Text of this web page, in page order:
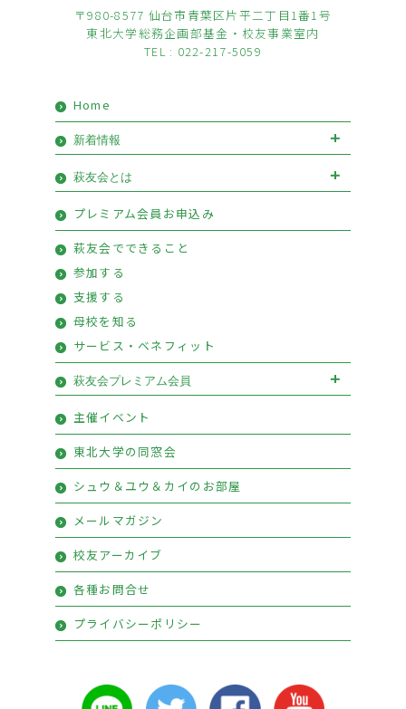
〒980-8577 仙台市青葉区片平二丁目1番1号
東北大学総務企画部基金・校友事業室内
TEL : 022-217-5059
Home
新着情報
お知らせ
イベント
優待情報
活動報告
萩友会とは
会長挨拶
萩友会のご案内
プレミアム会員お申込み
萩友会でできること
参加する
支援する
母校を知る
サービス・ベネフィット
萩友会プレミアム会員
萩友会プレミアム会員お申込み
プレミアム会員特典
主催イベント
東北大学の同窓会
シュウ＆ユウ＆カイのお部屋
メールマガジン
校友アーカイブ
各種お問合せ
プライバシーポリシー